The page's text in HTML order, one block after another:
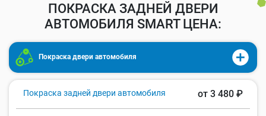
ПОКРАСКА ЗАДНЕЙ ДВЕРИ
АВТОМОБИЛЯ SMART ЦЕНА:
Покраска двери автомобиля
Покраска задней двери автомобиля от 3 480 ₽